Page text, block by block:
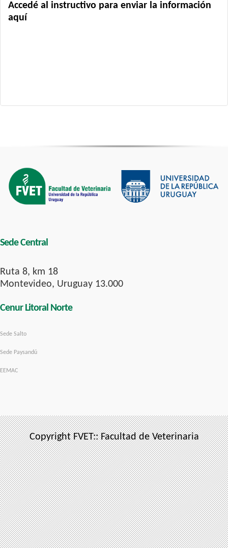
Accedé al instructivo para enviar la información
aquí
Sede Central
Ruta 8, km 18
Montevideo, Uruguay 13.000
Cenur Litoral Norte
Sede Salto
Sede Paysandú
EEMAC
Copyright FVET:: Facultad de Veterinaria